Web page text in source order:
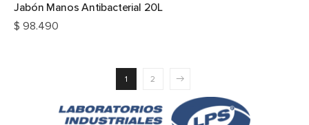
Jabón Manos Antibacterial 20L
$ 98.490
1 2